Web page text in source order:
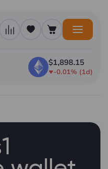
$1,898.15
-0.01% (1d)